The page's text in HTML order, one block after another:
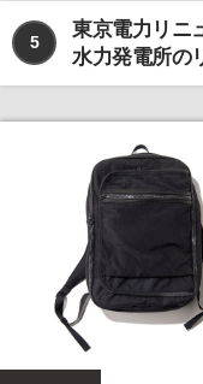
5
東京電力リニ
水力発電所の